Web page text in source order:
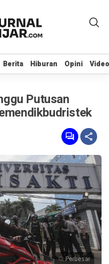
Berita Hiburan Opini Video
Berita Hiburan Opini Video
Putusan
Perbesar